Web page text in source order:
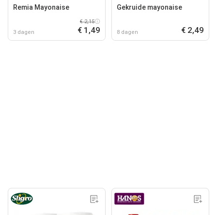
Remia Mayonaise
3 dagen
€ 2,15
€ 1,49
Gekruide mayonaise
8 dagen € 2,49